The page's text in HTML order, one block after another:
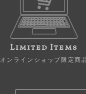
Limited Items
オンラインショップ限定商